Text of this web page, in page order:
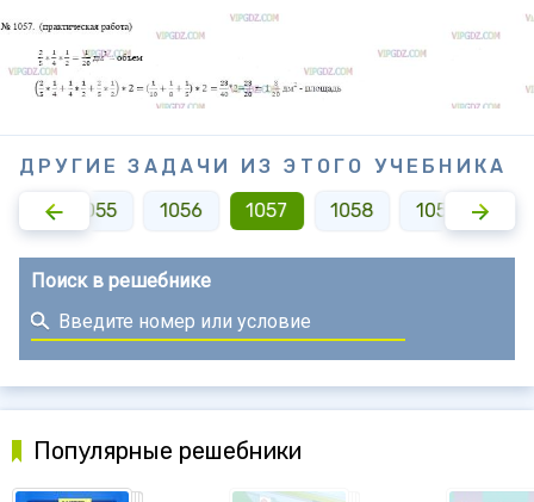
ДРУГИЕ ЗАДАЧИ ИЗ ЭТОГО УЧЕБНИКА
1055 1056 1057 1058 1059
Поиск в решебнике
Популярные решебники